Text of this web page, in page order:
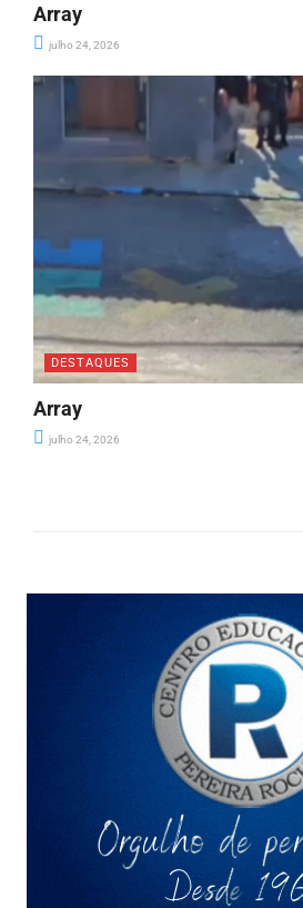
Array
julho 24, 2026
DESTAQUES
Array
julho 24, 2026